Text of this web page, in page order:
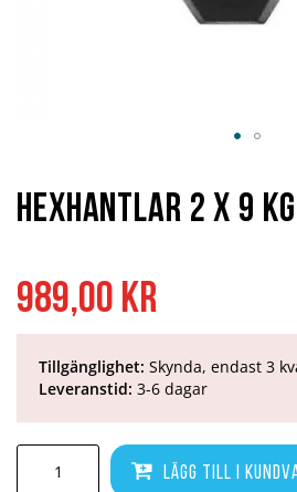
989,00 kr
Lägg till i
Tillgänglighet: Skynda, endast 3
Leveranstid: 3-6 dagar
Hexhantlar 2 x 9 kg
början
av